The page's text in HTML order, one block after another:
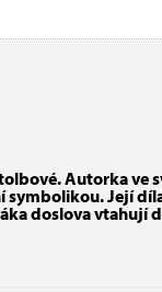
Autorka
Její
doslova vtahují